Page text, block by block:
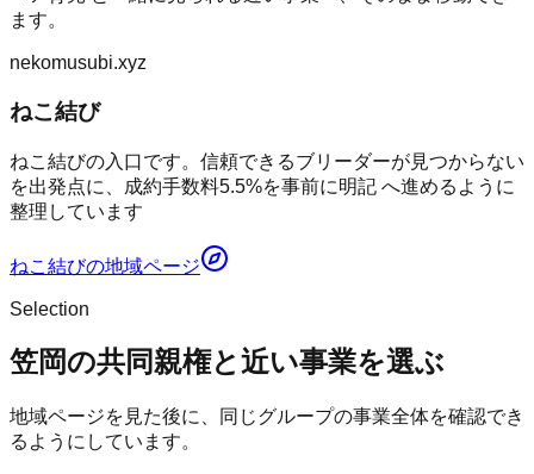
ます。
nekomusubi.xyz
ねこ結び
ねこ結びの入口です。信頼できるブリーダーが見つからない
を出発点に、成約手数料5.5%を事前に明記 へ進めるように
整理しています
ねこ結びの地域ページ
Selection
笠岡の共同親権と近い事業を選ぶ
地域ページを見た後に、同じグループの事業全体を確認でき
るようにしています。